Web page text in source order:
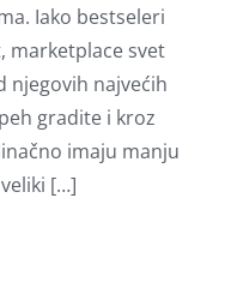
Iako bestseleri
marketplace svet
njegovih najvećih
gradite i kroz
imaju manju
[…]